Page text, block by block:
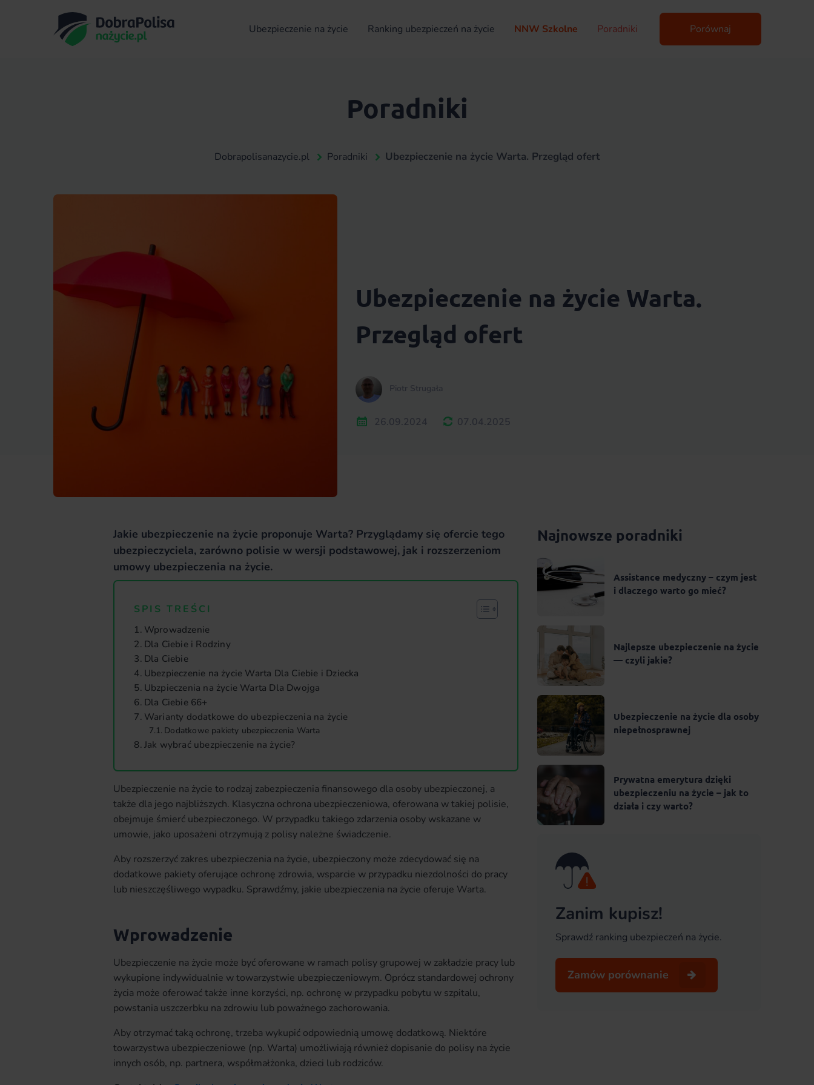
Ubezpieczenie na życie Ranking ubezpieczeń na życie NNW Szkolne Poradniki Porównaj
Poradniki
Dobrapolisanazycie.pl Poradniki Ubezpieczenie na życie Warta. Przegląd ofert
Ubezpieczenie na życie Warta.
Przegląd ofert
Piotr Strugała
26.09.2024 07.04.2025
Jakie ubezpieczenie na życie proponuje Warta? Przyglądamy się ofercie tego
ubezpieczyciela, zarówno polisie w wersji podstawowej, jak i rozszerzeniom
umowy ubezpieczenia na życie.
SPIS TREŚCI
Wprowadzenie
Dla Ciebie i Rodziny
Dla Ciebie
Ubezpieczenie na życie Warta Dla Ciebie i Dziecka
Ubzpieczenia na życie Warta Dla Dwojga
Dla Ciebie 66+
Warianty dodatkowe do ubezpieczenia na życie
Dodatkowe pakiety ubezpieczenia Warta
Jak wybrać ubezpieczenie na życie?
Ubezpieczenie na życie to rodzaj zabezpieczenia finansowego dla osoby ubezpieczonej, a
także dla jego najbliższych. Klasyczna ochrona ubezpieczeniowa, oferowana w takiej polisie,
obejmuje śmierć ubezpieczonego. W przypadku takiego zdarzenia osoby wskazane w
umowie, jako uposażeni otrzymują z polisy należne świadczenie.
Aby rozszerzyć zakres ubezpieczenia na życie, ubezpieczony może zdecydować się na
dodatkowe pakiety oferujące ochronę zdrowia, wsparcie w przypadku niezdolności do pracy
lub nieszczęśliwego wypadku. Sprawdźmy, jakie ubezpieczenia na życie oferuje Warta.
Wprowadzenie
Ubezpieczenie na życie może być oferowane w ramach polisy grupowej w zakładzie pracy lub
wykupione indywidualnie w towarzystwie ubezpieczeniowym. Oprócz standardowej ochrony
życia może oferować także inne korzyści, np. ochronę w przypadku pobytu w szpitalu,
powstania uszczerbku na zdrowiu lub poważnego zachorowania.
Aby otrzymać taką ochronę, trzeba wykupić odpowiednią umowę dodatkową. Niektóre
towarzystwa ubezpieczeniowe (np. Warta) umożliwiają również dopisanie do polisy na życie
innych osób, np. partnera, współmałżonka, dzieci lub rodziców.
Najnowsze poradniki
Assistance medyczny – czym jest
i dlaczego warto go mieć?
Najlepsze ubezpieczenie na życie
— czyli jakie?
Ubezpieczenie na życie dla osoby
niepełnosprawnej
Prywatna emerytura dzięki
ubezpieczeniu na życie – jak to
działa i czy warto?
Zanim kupisz!
Sprawdź ranking ubezpieczeń na życie.
Zamów porównanie